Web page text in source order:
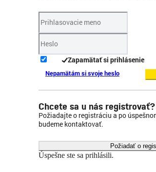
Zapamätať si prihlásenie
Nepamätám si svoje heslo
Chcete sa u nás registrovať?
Požiadajte o registráciu a po
budeme kontaktovať.
Požiadať o
Úspešne ste sa prihlásili.